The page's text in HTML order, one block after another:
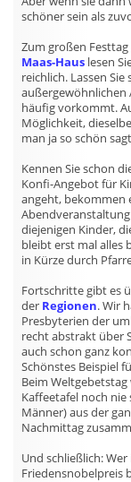
schöner sein als
Zum großen
Maas-Haus lesen
reichlich. Lassen
außergewöhnlichen
häufig vorkommt.
Möglichkeit,
man ja so schön
Kennen Sie schon
Konfi-Angebot für
angeht, bekommen
diejenigen Kinder,
bleibt erst mal alles
in Kürze durch
Fortschritte gibt es
der Regionen. Wir
Presbyterien der
recht abstrakt über
auch schon ganz
Schönstes Beispiel
Beim
Kaffeetafel noch nie
Männer) aus der
Nachmittag
Und schließlich:
Friedensnobelpreis